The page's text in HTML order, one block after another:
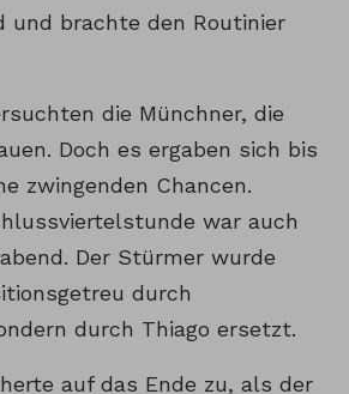
und brachte den Routinier
die Münchner, die
Doch es ergaben sich bis
zwingenden Chancen.
war auch
Der Stürmer wurde
durch
durch Thiago ersetzt.
auf das Ende zu, als der